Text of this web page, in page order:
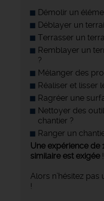
Démolir un
Déblayer un
Terrasser un
Remblayer un
?
Mélanger des
Réaliser et lisser
Ragréer une
Nettoyer des
chantier ?
Ranger un
Une expérience de
similaire est exigée!
Alors n’hésitez
!